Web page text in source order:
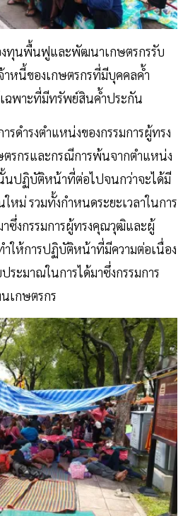
งทุนพื้นฟูและพัฒนาเกษตรกรรับ
าหนี้ของเกษตรกรที่มีบุคคลค้ำ
ฉพาะที่มีทรัพย์สินค้ำประกัน
รดำรงตำแหน่งของกรรมการผู้ทรง
กรและกรณีการพ้นจากตำแหน่ง
นั้นปฏิบัติหน้าที่ต่อไปจนกว่าจะได้มี
ใหม่ รวมทั้งกำหนดระยะเวลาในการ
ซึ่งกรรมการผู้ทรงคุณวุฒิและผู้
ให้การปฏิบัติหน้าที่มีความต่อเนื่อง
ระมาณในการได้มาซึ่งกรรมการ
เกษตรกร